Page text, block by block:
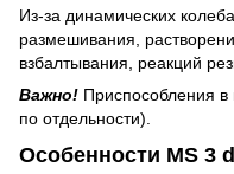
Из-за динамических
размешивания,
взбалтывания, реакций
Важно! Приспособления в
по отдельности).
Особенности MS 3